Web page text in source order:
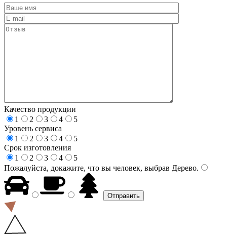
Качество продукции
1
2 3 4
5
Уровень сервиса
1
2 3 4
5
Срок изготовления
1
2 3 4
5
Пожалуйста, докажите, что вы человек, выбрав Дерево.